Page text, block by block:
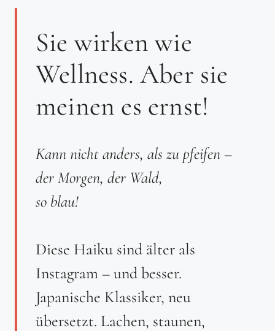
Sie wirken wie
Wellness. Aber sie
meinen es ernst!
Kann nicht anders, als zu pfeifen –
der Morgen, der Wald,
so blau!
Diese Haiku sind älter als
Instagram – und besser.
Japanische Klassiker, neu
übersetzt. Lachen, staunen,